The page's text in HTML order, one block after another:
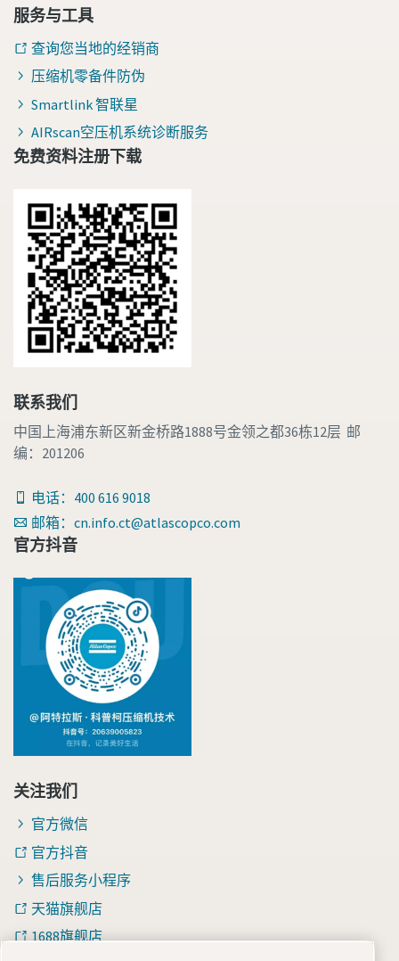
服务与工具
查询您当地的经销商
压缩机零备件防伪
Smartlink 智联星
AIRscan空压机系统诊断服务
免费资料注册下载
联系我们
中国上海浦东新区新金桥路1888号金领之都36栋12层 邮
编：201206
电话：400 616 9018
邮箱：cn.info.ct@atlascopco.com
官方抖音
关注我们
官方微信
官方抖音
售后服务小程序
天猫旗舰店
1688旗舰店